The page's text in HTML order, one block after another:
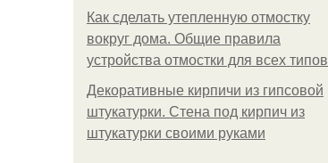
Как сделать утепленную отмостку
вокруг дома. Общие правила
устройства отмостки для всех типов
Декоративные кирпичи из гипсовой
штукатурки. Стена под кирпич из
штукатурки своими руками